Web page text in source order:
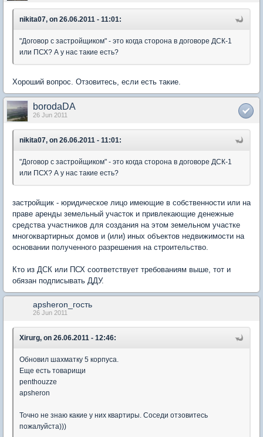
nikita07, on 26.06.2011 - 11:01:
"Договор с застройщиком" - это когда сторона в договоре ДСК-1
или ПСХ? А у нас такие есть?
Хороший вопрос. Отзовитесь, если есть такие.
borodaDA
26 Jun 2011
nikita07, on 26.06.2011 - 11:01:
"Договор с застройщиком" - это когда сторона в договоре ДСК-1
или ПСХ? А у нас такие есть?
застройщик - юридическое лицо имеющие в собственности или на
праве аренды земельный участок и привлекающие денежные
средства участников для создания на этом земельном участке
многоквартирных домов и (или) иных объектов недвижимости на
основании полученного разрешения на строительство.
Кто из ДСК или ПСХ соответствует требованиям выше, тот и
обязан подписывать ДДУ.
apsheron_гость
26 Jun 2011
Xirurg, on 26.06.2011 - 12:46:
Обновил шахматку 5 корпуса.
Еще есть товарищи
penthouzze
apsheron
Точно не знаю какие у них квартиры. Соседи отзовитесь
пожалуйста)))